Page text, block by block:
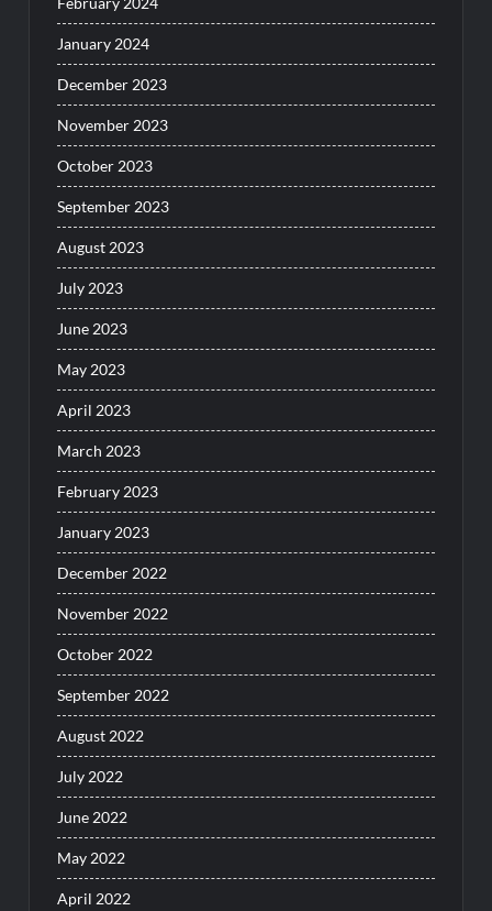
January 2024
December 2023
November 2023
October 2023
September 2023
August 2023
July 2023
June 2023
May 2023
April 2023
March 2023
February 2023
January 2023
December 2022
November 2022
October 2022
September 2022
August 2022
July 2022
June 2022
May 2022
April 2022